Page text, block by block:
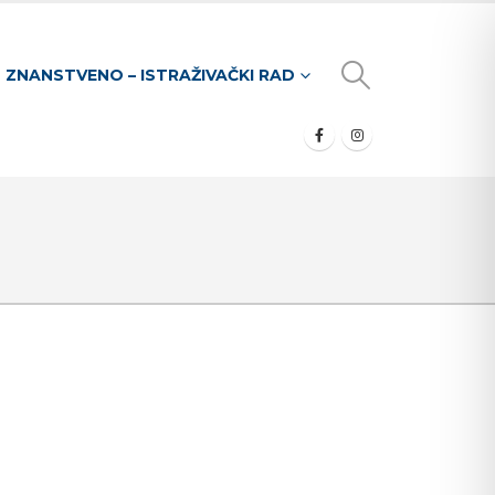
ZNANSTVENO – ISTRAŽIVAČKI RAD